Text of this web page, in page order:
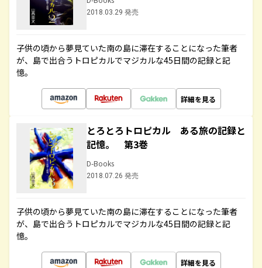
2018.03.29 発売
子供の頃から夢見ていた南の島に滞在することになった筆者
が、島で出合うトロピカルでマジカルな45日間の記録と記
憶。
詳細を見る
とろとろトロピカル ある旅の記録と
記憶。 第3巻
D-Books
2018.07.26 発売
子供の頃から夢見ていた南の島に滞在することになった筆者
が、島で出合うトロピカルでマジカルな45日間の記録と記
憶。
詳細を見る